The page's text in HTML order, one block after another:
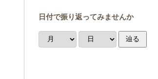
日付で振り返ってみませんか
辿る